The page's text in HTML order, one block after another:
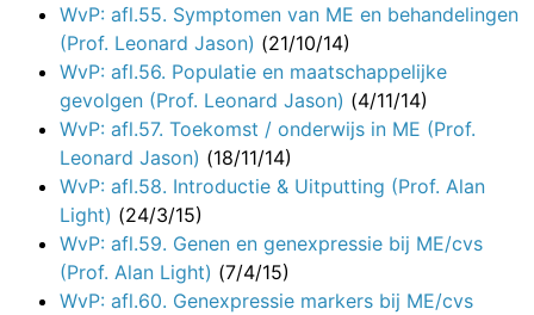
WvP: afl.55. Symptomen van ME en behandelingen
(Prof. Leonard Jason) (21/10/14)
WvP: afl.56. Populatie en maatschappelijke
gevolgen (Prof. Leonard Jason) (4/11/14)
WvP: afl.57. Toekomst / onderwijs in ME (Prof.
Leonard Jason) (18/11/14)
WvP: afl.58. Introductie & Uitputting (Prof. Alan
Light) (24/3/15)
WvP: afl.59. Genen en genexpressie bij ME/cvs
(Prof. Alan Light) (7/4/15)
WvP: afl.60. Genexpressie markers bij ME/cvs